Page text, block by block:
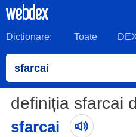
Dictionare: Toate
definiția sfarcai
sfarcai